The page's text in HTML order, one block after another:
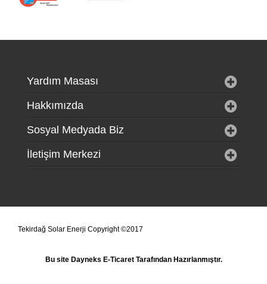
Yardım Masası
Hakkımızda
Sosyal Medyada Biz
İletişim Merkezi
Tekirdağ Solar Enerji Copyright ©2017
Bu site Dayneks E-TicaretTarafından Hazırlanmıştır.